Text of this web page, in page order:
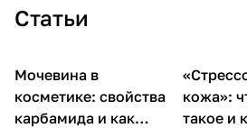
Статьи
Компоненты косметики
Мочевина в
косметике: свойства
карбамида и как
Уход за
кожа»:
такое и